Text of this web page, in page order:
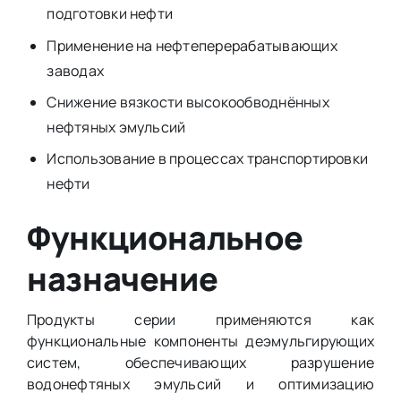
подготовки нефти
Применение на нефтеперерабатывающих
заводах
Снижение вязкости высокообводнённых
нефтяных эмульсий
Использование в процессах транспортировки
нефти
Функциональное
назначение
Продукты серии применяются как
функциональные компоненты деэмульгирующих
систем, обеспечивающих разрушение
водонефтяных эмульсий и оптимизацию